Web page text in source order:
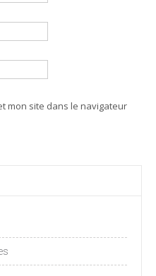
mon site dans le navigateur